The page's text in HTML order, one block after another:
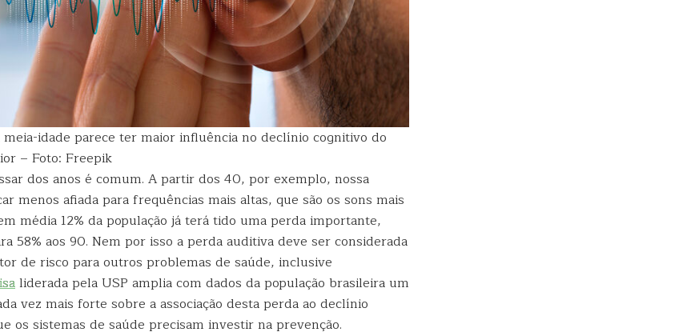
idade parece ter maior influência no declínio cognitivo do
– Foto: Freepik
dos anos é comum. A partir dos 40, por exemplo, nossa
menos afiada para frequências mais altas, que são os sons mais
média 12% da população já terá tido uma perda importante,
58% aos 90. Nem por isso a perda auditiva deve ser considerada
de risco para outros problemas de saúde, inclusive
liderada pela USP amplia com dados da população brasileira um
vez mais forte sobre a associação desta perda ao declínio
os sistemas de saúde precisam investir na prevenção.